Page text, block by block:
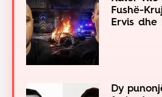
Fushë-
Ervis
Dy